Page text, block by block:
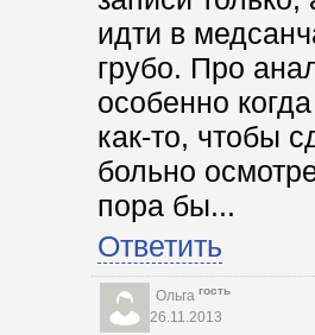
идти в
грубо. Про
особенно
как-то, чтобы
больно
пора бы...
Ответить
Ольга гость
26.11.2013